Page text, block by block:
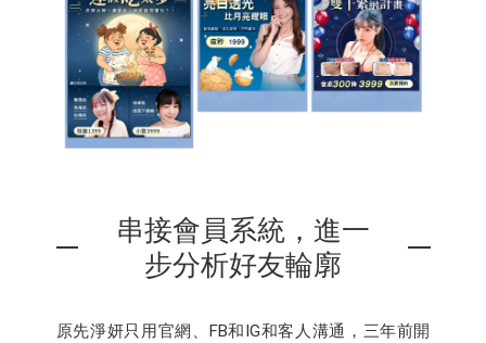
串接會員系統，進一
步分析好友輪廓
原先淨妍只用官網、FB和IG和客人溝通，三年前開